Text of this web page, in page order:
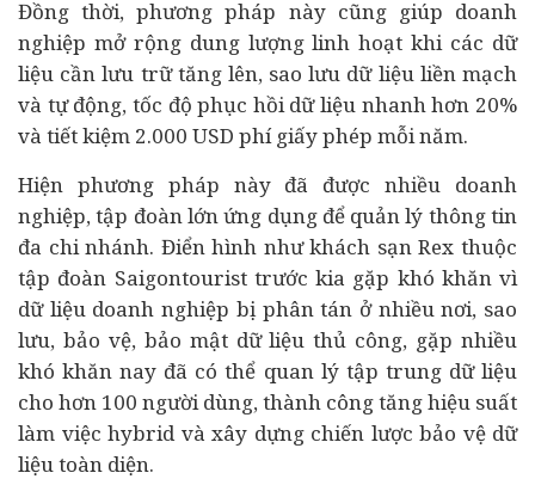
Đồng thời, phương pháp này cũng giúp doanh
nghiệp mở rộng dung lượng linh hoạt khi các dữ
liệu cần lưu trữ tăng lên, sao lưu dữ liệu liền mạch
và tự động, tốc độ phục hồi dữ liệu nhanh hơn 20%
và tiết kiệm 2.000 USD phí giấy phép mỗi năm.
Hiện phương pháp này đã được nhiều doanh
nghiệp, tập đoàn lớn ứng dụng để quản lý thông tin
đa chi nhánh. Điển hình như khách sạn Rex thuộc
tập đoàn Saigontourist trước kia gặp khó khăn vì
dữ liệu doanh nghiệp bị phân tán ở nhiều nơi, sao
lưu, bảo vệ, bảo mật dữ liệu thủ công, gặp nhiều
khó khăn nay đã có thể quan lý tập trung dữ liệu
cho hơn 100 người dùng, thành công tăng hiệu suất
làm việc hybrid và xây dựng chiến lược bảo vệ dữ
liệu toàn diện.